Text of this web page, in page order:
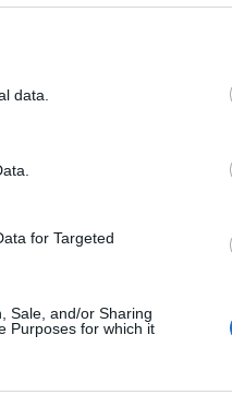
data.
for Targeted
Sale, and/or Sharing
Purposes for which it
φάρμακο ΕΔ το
των νιτρικών
στις χαλαρωτικές
στη μαύρη σοκολάτα
που οφείλονται σε
φυτά από τις τοξίνες